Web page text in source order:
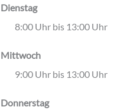
Dienstag
8:00 Uhr bis 13:00 Uhr
Mittwoch
9:00 Uhr bis 13:00 Uhr
Donnerstag